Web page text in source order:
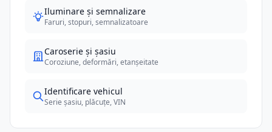
Iluminare și semnalizare
Faruri, stopuri, semnalizatoare
Caroserie și șasiu
Coroziune, deformări, etanșeitate
Identificare vehicul
Serie șasiu, plăcuțe, VIN